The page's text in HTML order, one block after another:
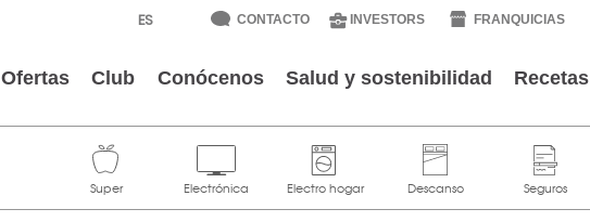
CONTACTO INVESTORS FRANQUICIAS
Ofertas Club Conócenos Salud y sostenibilidad Recetas